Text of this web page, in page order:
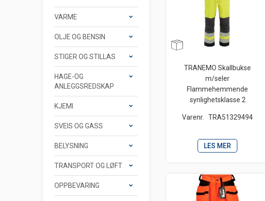
VARME
OLJE OG BENSIN
STIGER OG STILLAS
HAGE-OG
ANLEGGSREDSKAP
KJEMI
SVEIS OG GASS
BELYSNING
TRANSPORT OG LØFT
OPPBEVARING
TRANEMO Skallbukse
m/seler
Flammehemmende
synlighetsklasse 2
Varenr. TRA51329494
LES MER